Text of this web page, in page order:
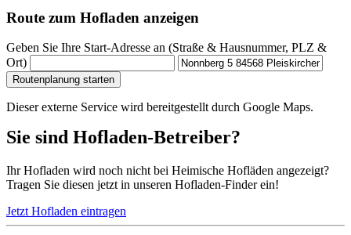
Route zum Hofladen anzeigen
Geben Sie Ihre Start-Adresse an (Straße & Hausnummer, PLZ &
Ort)
Routenplanung starten
Dieser externe Service wird bereitgestellt durch Google Maps.
Sie sind Hofladen-Betreiber?
Ihr Hofladen wird noch nicht bei Heimische Hofläden angezeigt?
Tragen Sie diesen jetzt in unseren Hofladen-Finder ein!
Jetzt Hofladen eintragen